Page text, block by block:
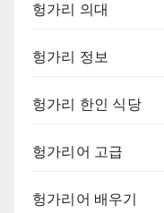
헝가리 의대
헝가리 정보
헝가리 한인 식당
헝가리어 고급
헝가리어 배우기